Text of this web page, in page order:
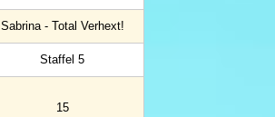
Sabrina - Total Verhext!
Staffel 5
15